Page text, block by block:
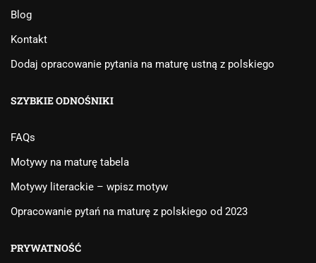
Blog
Kontakt
Dodaj opracowanie pytania na maturę ustną z polskiego
SZYBKIE ODNOŚNIKI
FAQs
Motywy na maturę tabela
Motywy literackie – wpisz motyw
Opracowanie pytań na maturę z polskiego od 2023
PRYWATNOŚĆ